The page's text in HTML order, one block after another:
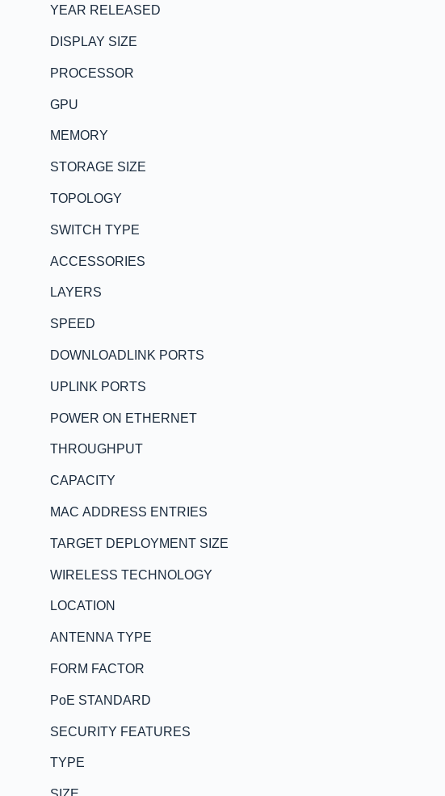
YEAR RELEASED
DISPLAY SIZE
PROCESSOR
GPU
MEMORY
STORAGE SIZE
TOPOLOGY
SWITCH TYPE
ACCESSORIES
LAYERS
SPEED
DOWNLOADLINK PORTS
UPLINK PORTS
POWER ON ETHERNET
THROUGHPUT
CAPACITY
MAC ADDRESS ENTRIES
TARGET DEPLOYMENT SIZE
WIRELESS TECHNOLOGY
LOCATION
ANTENNA TYPE
FORM FACTOR
PoE STANDARD
SECURITY FEATURES
TYPE